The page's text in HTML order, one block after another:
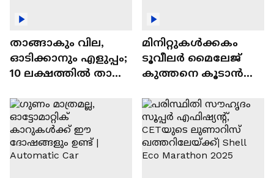
താങ്ങാകും വില,
ഓടിക്കാനും എളുപ്പം;
10 ലക്ഷത്തിൽ താഴെ
ഓട്ടോമാറ്റിക്ക്
എസ്‍യുവികൾ
മിനിറ്റുകൾക്കകം
ടൂവീലർ മൈലേജ്
കുത്തനെ കൂടാൻ